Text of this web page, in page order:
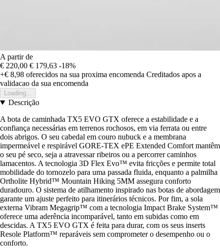
A partir de
€ 220,00 € 179,63 -18%
+€ 8,98 oferecidos na sua proxima encomenda Creditados apos a
validacao da sua encomenda
Loading...
Descrição
A bota de caminhada TX5 EVO GTX oferece a estabilidade e a
confiança necessárias em terrenos rochosos, em via ferrata ou entre
dois abrigos. O seu cabedal em couro nubuck e a membrana
impermeável e respirável GORE-TEX ePE Extended Comfort mantêm
o seu pé seco, seja a atravessar ribeiros ou a percorrer caminhos
lamacentos. A tecnologia 3D Flex Evo™ evita fricções e permite total
mobilidade do tornozelo para uma passada fluida, enquanto a palmilha
Ortholite Hybrid™ Mountain Hiking 5MM assegura conforto
duradouro. O sistema de atilhamento inspirado nas botas de abordagem
garante um ajuste perfeito para itinerários técnicos. Por fim, a sola
externa Vibram Megagrip™ com a tecnologia Impact Brake System™
oferece uma aderência incomparável, tanto em subidas como em
descidas. A TX5 EVO GTX é feita para durar, com os seus inserts
Resole Platform™ reparáveis sem comprometer o desempenho ou o
conforto.